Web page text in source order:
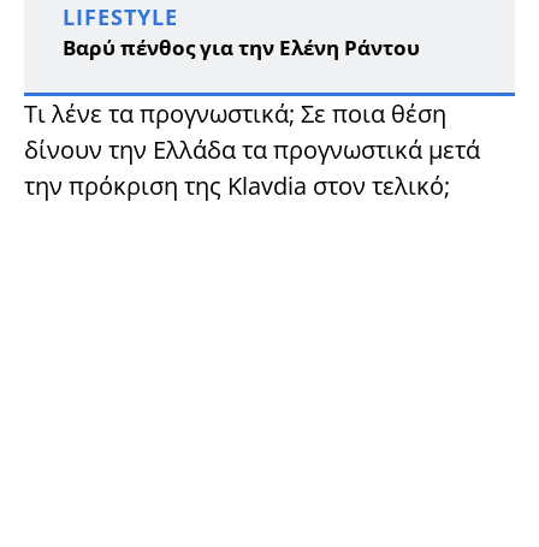
LIFESTYLE
Βαρύ πένθος για την Ελένη Ράντου
Τι λένε τα προγνωστικά; Σε ποια θέση
δίνουν την Ελλάδα τα προγνωστικά μετά
την πρόκριση της Klavdia στον τελικό;